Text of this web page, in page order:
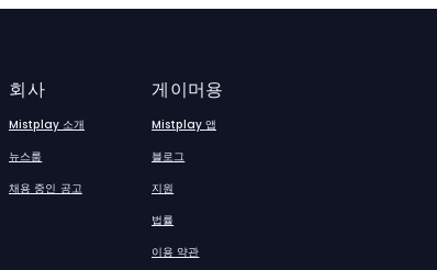
회사
Mistplay 소개
뉴스룸
채용 중인 공고
게이머용
Mistplay 앱
블로그
지원
법률
이용 약관